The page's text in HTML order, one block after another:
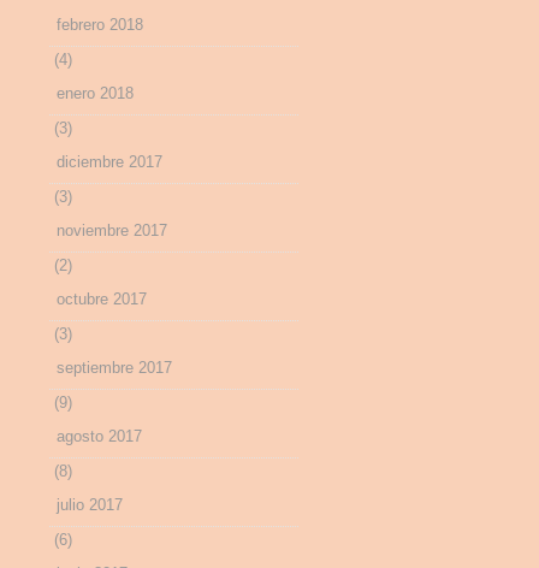
febrero 2018
(4)
enero 2018
(3)
diciembre 2017
(3)
noviembre 2017
(2)
octubre 2017
(3)
septiembre 2017
(9)
agosto 2017
(8)
julio 2017
(6)